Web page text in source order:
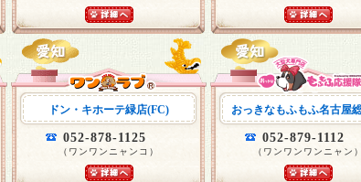
ドン・キホーテ緑店(FC)
052-878-1125
（ワンワンニャンコ）
おっきなもふもふ名古屋
052-879-1112
（ワンワンワンニャン）